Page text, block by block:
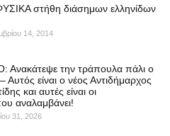
στήθη διάσημων ελληνίδων
14, 2014
Ανακάτεψε την τράπουλα πάλι ο
Αυτός είναι ο νέος Αντιδήμαρχος
και αυτές είναι οι
αναλαμβάνει!
31, 2026